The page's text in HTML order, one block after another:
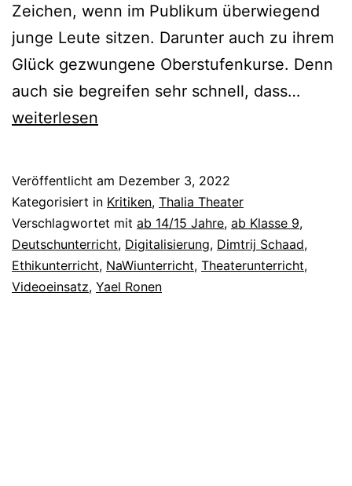
Zeichen, wenn im Publikum überwiegend
junge Leute sitzen. Darunter auch zu ihrem
Glück gezwungene Oberstufenkurse. Denn
auch sie begreifen sehr schnell, dass…
weiterlesen
Veröffentlicht am Dezember 3, 2022
Kategorisiert in Kritiken, Thalia Theater
Verschlagwortet mit ab 14/15 Jahre, ab Klasse 9,
Deutschunterricht, Digitalisierung, Dimtrij Schaad,
Ethikunterricht, NaWiunterricht, Theaterunterricht,
Videoeinsatz, Yael Ronen